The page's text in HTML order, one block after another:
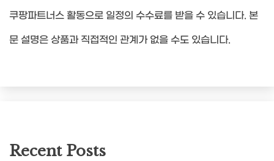
쿠팡파트너스 활동으로 일정의 수수료를 받을 수 있습니다. 본
문 설명은 상품과 직접적인 관계가 없을 수도 있습니다.
Recent Posts